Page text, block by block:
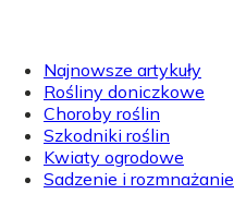
Najnowsze artykuły
Rośliny doniczkowe
Choroby roślin
Szkodniki roślin
Kwiaty ogrodowe
Sadzenie i rozmnażanie